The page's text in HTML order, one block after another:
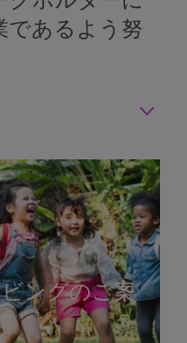
であるよう努
ングのご案